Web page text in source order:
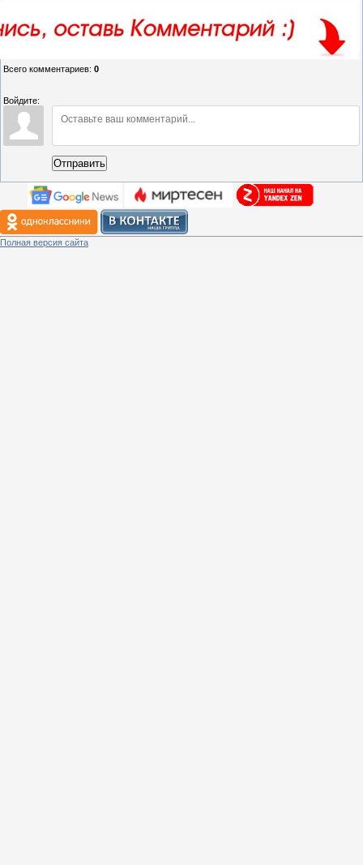
Всего комментариев: 0
Войдите:
Отправить
Полная версия сайта